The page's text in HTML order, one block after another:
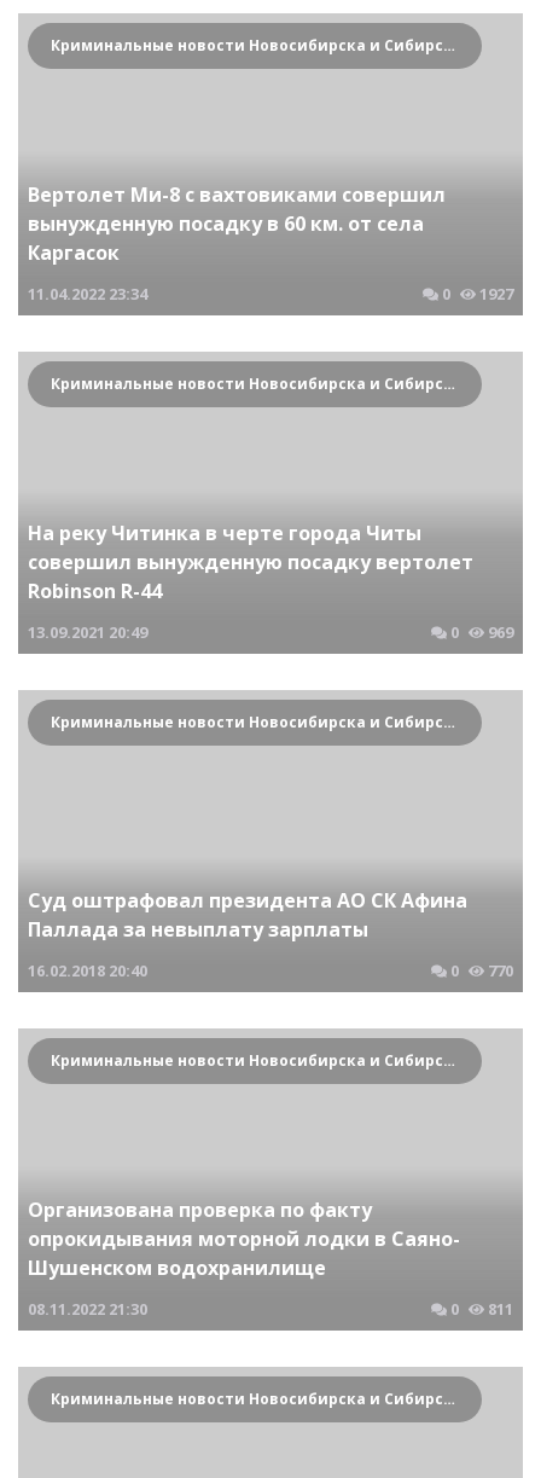
Криминальные новости Новосибирска и Сибирского региона
Вертолет Ми-8 с вахтовиками совершил
вынужденную посадку в 60 км. от села
Каргасок
11.04.2022 23:34 0 1927
Криминальные новости Новосибирска и Сибирского региона
На реку Читинка в черте города Читы
совершил вынужденную посадку вертолет
Robinson R-44
13.09.2021 20:49 0 969
Криминальные новости Новосибирска и Сибирского региона
Суд оштрафовал президента АО СК Афина
Паллада за невыплату зарплаты
16.02.2018 20:40 0 770
Криминальные новости Новосибирска и Сибирского региона
Организована проверка по факту
опрокидывания моторной лодки в Саяно-
Шушенском водохранилище
08.11.2022 21:30 0 811
Криминальные новости Новосибирска и Сибирского региона